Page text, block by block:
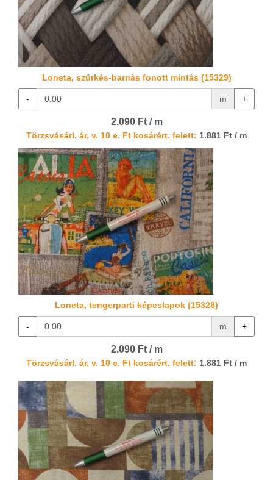
Loneta, szürkés-barnás fonott mintás (15329)
- m +
2.090 Ft / m
Törzsvásárl. ár, v. 10 e. Ft kosárért. felett: 1.881 Ft / m
Loneta, tengerparti képeslapok (15328)
- m +
2.090 Ft / m
Törzsvásárl. ár, v. 10 e. Ft kosárért. felett: 1.881 Ft / m